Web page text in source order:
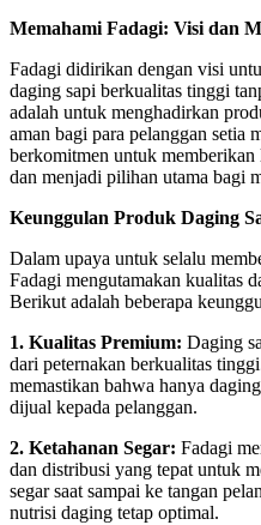
Memahami Fadagi: Visi dan
Fadagi didirikan dengan visi
daging sapi berkualitas tinggi
adalah untuk menghadirkan
aman bagi para pelanggan setia
berkomitmen untuk
dan menjadi pilihan utama bagi
Keunggulan Produk Daging
Dalam upaya untuk selalu
Fadagi mengutamakan kualitas
Berikut adalah beberapa
1. Kualitas Premium: Daging
dari peternakan berkualitas
memastikan bahwa hanya
dijual kepada pelanggan.
2. Ketahanan Segar: Fadagi
dan distribusi yang tepat untuk
segar saat sampai ke tangan
nutrisi daging tetap optimal.